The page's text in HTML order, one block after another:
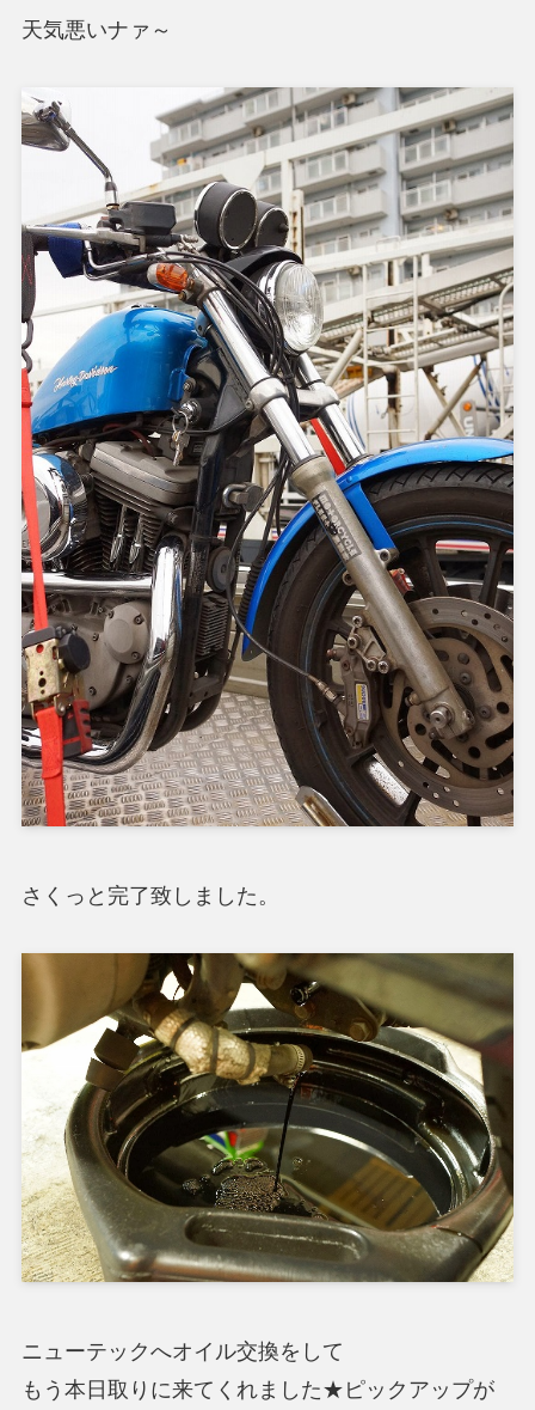
天気悪いナァ～
さくっと完了致しました。
ニューテックへオイル交換をして
もう本日取りに来てくれました★ピックアップが